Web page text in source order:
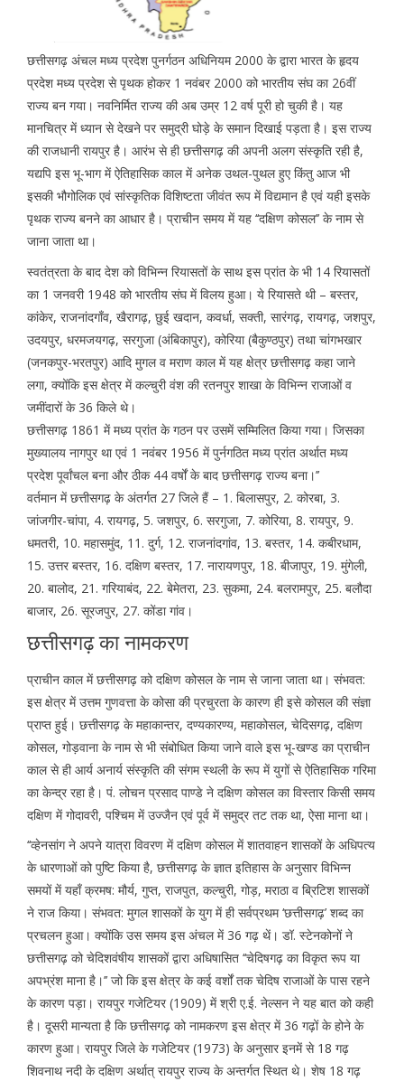
छत्तीसगढ़ अंचल मध्य प्रदेश पुनर्गठन अधिनियम 2000 के द्वारा भारत के हृदय
प्रदेश मध्य प्रदेश से पृथक होकर 1 नवंबर 2000 को भारतीय संघ का 26वीं
राज्य बन गया। नवनिर्मित राज्य की अब उम्र 12 वर्ष पूरी हो चुकी है। यह
मानचित्र में ध्यान से देखने पर समुद्री घोड़े के समान दिखाई पड़ता है। इस राज्य
की राजधानी रायपुर है। आरंभ से ही छत्तीसगढ़ की अपनी अलग संस्कृति रही है,
यद्यपि इस भू-भाग में ऐतिहासिक काल में अनेक उथल-पुथल हुए किंतु आज भी
इसकी भौगोलिक एवं सांस्कृतिक विशिष्टता जीवंत रूप में विद्यमान है एवं यही इसके
पृथक राज्य बनने का आधार है। प्राचीन समय में यह ‘‘दक्षिण कोसल’’ के नाम से
जाना जाता था।
स्वतंत्रता के बाद देश को विभिन्न रियासतों के साथ इस प्रांत के भी 14 रियासतों
का 1 जनवरी 1948 को भारतीय संघ में विलय हुआ। ये रियासते थी – बस्तर,
कांकेर, राजनांदगाँव, खैरागढ़, छुई खदान, कवर्धा, सक्ती, सारंगढ़, रायगढ़, जशपुर,
उदयपुर, धरमजयगढ़, सरगुजा (अंबिकापुर), कोरिया (बैकुण्ठपुर) तथा चांगभखार
(जनकपुर-भरतपुर) आदि मुगल व मराण काल में यह क्षेत्र छत्तीसगढ़ कहा जाने
लगा, क्योंकि इस क्षेत्र में कल्चुरी वंश की रतनपुर शाखा के विभिन्न राजाओं व
जमींदारों के 36 किले थे।
छत्तीसगढ़ 1861 में मध्य प्रांत के गठन पर उसमें सम्मिलित किया गया। जिसका
मुख्यालय नागपुर था एवं 1 नवंबर 1956 में पुर्नगठित मध्य प्रांत अर्थात मध्य
प्रदेश पूर्वांचल बना और ठीक 44 वर्षों के बाद छत्तीसगढ़ राज्य बना।’’
वर्तमान में छत्तीसगढ़ के अंतर्गत 27 जिले हैं – 1. बिलासपुर, 2. कोरबा, 3.
जांजगीर-चांपा, 4. रायगढ़, 5. जशपुर, 6. सरगुजा, 7. कोरिया, 8. रायपुर, 9.
धमतरी, 10. महासमुंद, 11. दुर्ग, 12. राजनांदगांव, 13. बस्तर, 14. कबीरधाम,
15. उत्तर बस्तर, 16. दक्षिण बस्तर, 17. नारायणपुर, 18. बीजापुर, 19. मुंगेली,
20. बालोद, 21. गरियाबंद, 22. बेमेतरा, 23. सुकमा, 24. बलरामपुर, 25. बलौदा
बाजार, 26. सूरजपुर, 27. कोंडा गांव।
छत्तीसगढ़ का नामकरण
प्राचीन काल में छत्तीसगढ़ को दक्षिण कोसल के नाम से जाना जाता था। संभवत:
इस क्षेत्र में उत्तम गुणवत्ता के कोसा की प्रचुरता के कारण ही इसे कोसल की संज्ञा
प्राप्त हुई। छत्तीसगढ़ के महाकान्तर, दण्यकारण्य, महाकोसल, चेदिसगढ़, दक्षिण
कोसल, गोड़वाना के नाम से भी संबोधित किया जाने वाले इस भू-खण्ड का प्राचीन
काल से ही आर्य अनार्य संस्कृति की संगम स्थली के रूप में युगों से ऐतिहासिक गरिमा
का केन्द्र रहा है। पं. लोचन प्रसाद पाण्डे ने दक्षिण कोसल का विस्तार किसी समय
दक्षिण में गोदावरी, पश्चिम में उज्जैन एवं पूर्व में समुद्र तट तक था, ऐसा माना था।
‘‘व्हेनसांग ने अपने यात्रा विवरण में दक्षिण कोसल में शातवाहन शासकों के अधिपत्य
के धारणाओं को पुष्टि किया है, छत्तीसगढ़ के ज्ञात इतिहास के अनुसार विभिन्न
समयों में यहाँ क्रमष: मौर्य, गुप्त, राजपुत, कल्चुरी, गोड़, मराठा व ब्रिटिश शासकों
ने राज किया। संभवत: मुगल शासकों के युग में ही सर्वप्रथम ‘छत्तीसगढ़’ शब्द का
प्रचलन हुआ। क्योंकि उस समय इस अंचल में 36 गढ़ थें। डॉ. स्टेनकोनों ने
छत्तीसगढ़ को चेदिशवंषीय शासकों द्वारा अधिषासित ‘‘चेदिषगढ़ का विकृत रूप या
अपभ्रंश माना है।’’ जो कि इस क्षेत्र के कई वर्शों तक चेदिष राजाओं के पास रहने
के कारण पड़ा। रायपुर गजेटियर (1909) में श्री ए.ई. नेल्सन ने यह बात को कही
है। दूसरी मान्यता है कि छत्तीसगढ़ को नामकरण इस क्षेत्र में 36 गढ़ों के होने के
कारण हुआ। रायपुर जिले के गजेटियर (1973) के अनुसार इनमें से 18 गढ़
शिवनाथ नदी के दक्षिण अर्थात् रायपुर राज्य के अन्तर्गत स्थित थे। शेष 18 गढ़